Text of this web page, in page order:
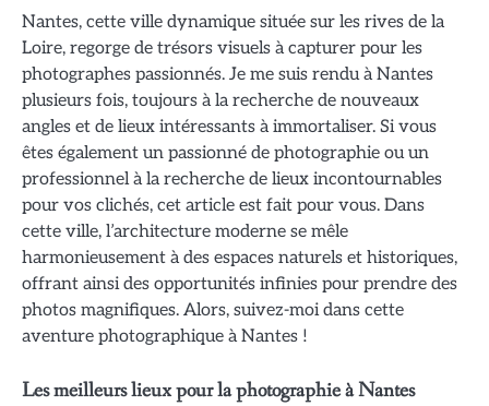
Nantes, cette ville dynamique située sur les rives de la
Loire, regorge de trésors visuels à capturer pour les
photographes passionnés. Je me suis rendu à Nantes
plusieurs fois, toujours à la recherche de nouveaux
angles et de lieux intéressants à immortaliser. Si vous
êtes également un passionné de photographie ou un
professionnel à la recherche de lieux incontournables
pour vos clichés, cet article est fait pour vous. Dans
cette ville, l’architecture moderne se mêle
harmonieusement à des espaces naturels et historiques,
offrant ainsi des opportunités infinies pour prendre des
photos magnifiques. Alors, suivez-moi dans cette
aventure photographique à Nantes !
Les meilleurs lieux pour la photographie à Nantes